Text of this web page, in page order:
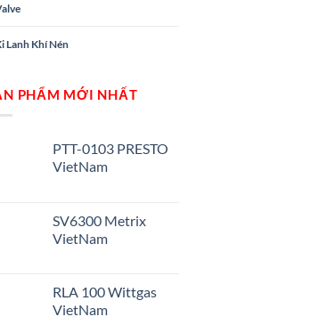
Lanh Khí Nén
PHẨM MỚI NHẤT
PTT-0103 PRESTO
VietNam
SV6300 Metrix
VietNam
RLA 100 Wittgas
VietNam
SẢN PHẨM
SI1-21642-
DANH MỤC SẢN PHẨM